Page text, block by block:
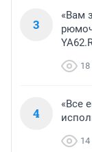
3
«Вам
18
4
«Все
14